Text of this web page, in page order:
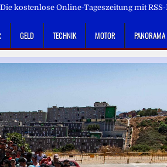
kostenlose Online-Tageszeitung mit
GELD TECHNIK MOTOR PANORAMA